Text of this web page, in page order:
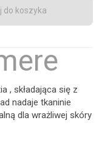
do koszyka
, składająca się z
nadaje tkaninie
dla wrażliwej skóry